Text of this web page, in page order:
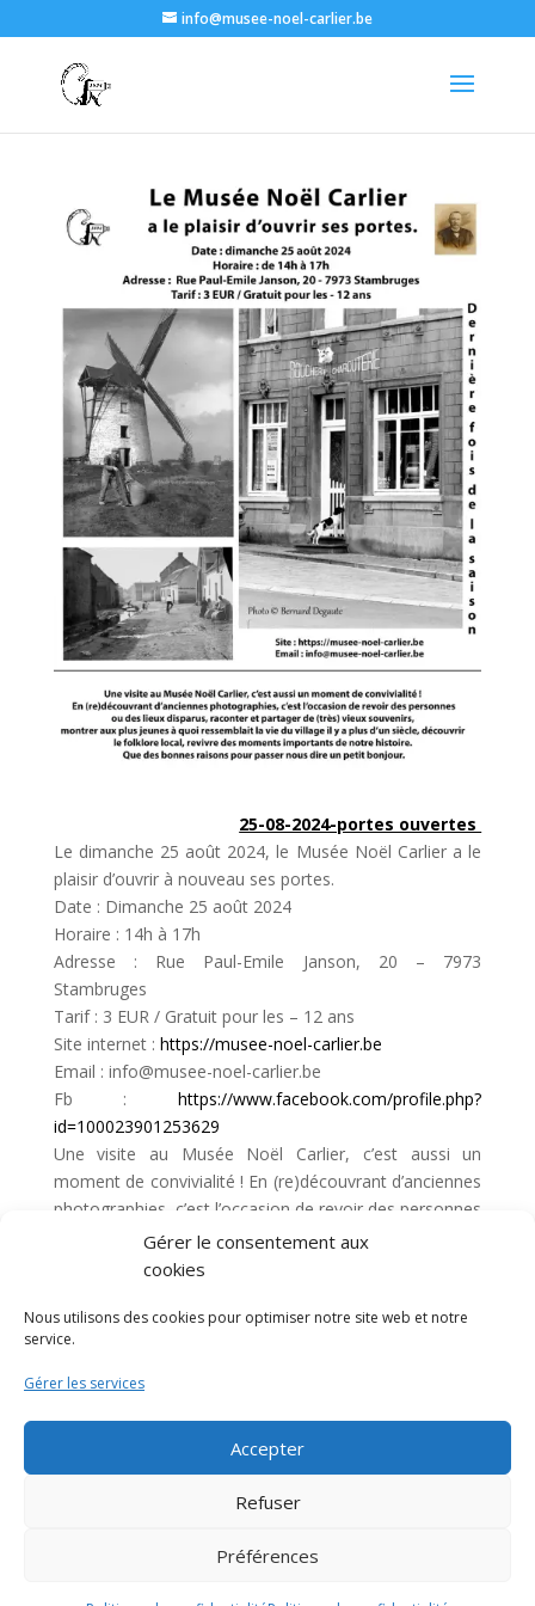
Gérer le consentement aux
cookies
Nous utilisons des cookies pour optimiser notre site web et notre
service.
Gérer les services
Accepter
Refuser
Préférences
info@musee-noel-carlier.be
25-08-2024-portes ouvertes
Le dimanche 25 août 2024, le Musée Noël Carlier a le
plaisir d’ouvrir à nouveau ses portes.
Date : Dimanche 25 août 2024
Horaire : 14h à 17h
Adresse : Rue Paul-Emile Janson, 20 – 7973
Stambruges
Tarif : 3 EUR / Gratuit pour les – 12 ans
Site internet : https://musee-noel-carlier.be
Email : info@musee-noel-carlier.be
Fb :
https://www.facebook.com/profile.php?
id=100023901253629
Une visite au Musée Noël Carlier, c’est aussi un
moment de convivialité ! En (re)découvrant d’anciennes
photographies, c’est l’occasion de revoir des personnes
ou des lieux disparus, raconter et partager de (très)
vieux souvenirs, montrer aux plus jeunes à quoi
découvrir le folklore local, revivre des moments
importants de notre histoire. Que des bonnes raisons
pour passer nous dire un petit bonjour.
N'hésitez pas à nous contacter via notre page